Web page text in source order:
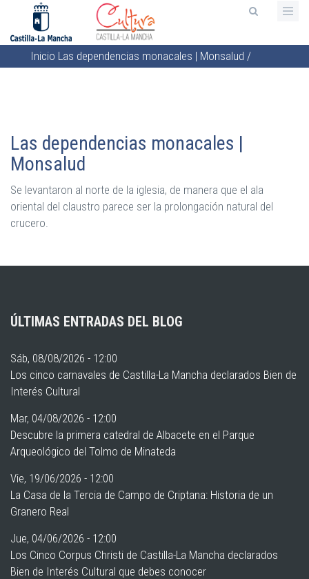
contenido
principal
Sobrescribir
a
la
navegación
Inicio Las dependencias monacales | Monsalud /
Las dependencias monacales |
Monsalud
Se levantaron al norte de la iglesia, de manera que el ala
oriental del claustro parece ser la prolongación natural del
crucero.
ÚLTIMAS ENTRADAS DEL BLOG
Sáb, 08/08/2026 - 12:00
Los cinco carnavales de Castilla-La Mancha declarados Bien de
Interés Cultural
Mar, 04/08/2026 - 12:00
Descubre la primera catedral de Albacete en el Parque
Arqueológico del Tolmo de Minateda
Vie, 19/06/2026 - 12:00
La Casa de la Tercia de Campo de Criptana: Historia de un
Granero Real
Jue, 04/06/2026 - 12:00
Los Cinco Corpus Christi de Castilla-La Mancha declarados
Bien de Interés Cultural que debes conocer